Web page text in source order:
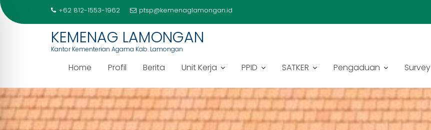
Skip
to
content
+62 812-1553-1962 ptsp@kemenaglamongan.id
KEMENAG LAMONGAN
Kantor Kementerian Agama Kab. Lamongan
Home Profil Berita Unit Kerja PPID SATKER Pengaduan Survey